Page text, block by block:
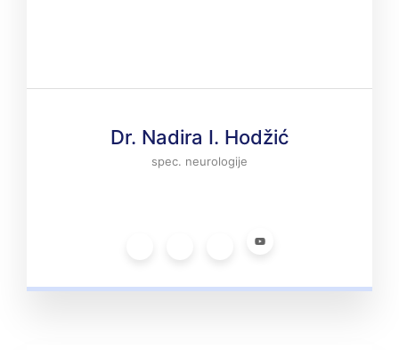
Dr. Nadira I. Hodžić
spec. neurologije